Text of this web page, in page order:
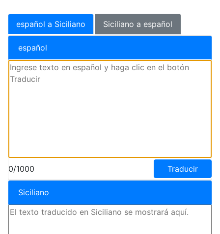
español a Siciliano Siciliano a español
español
0/1000 Traducir
Siciliano